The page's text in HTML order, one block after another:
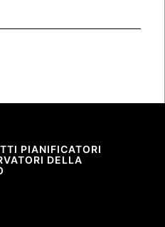
PIANIFICATORI
DELLA